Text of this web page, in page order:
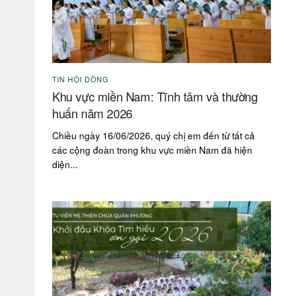
TIN HỘI DÒNG
Khu vực miền Nam: Tĩnh tâm và thường
huấn năm 2026
Chiều ngày 16/06/2026, quý chị em đến từ tất cả
các cộng đoàn trong khu vực miền Nam đã hiện
diện...